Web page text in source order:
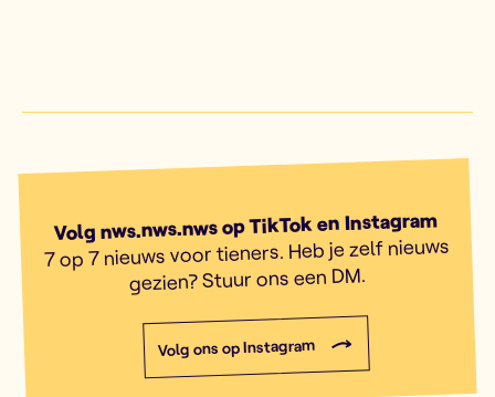
Volg nws.nws.nws op TikTok en Instagram
7 op 7 nieuws voor tieners. Heb je zelf nieuws
gezien? Stuur ons een DM.
Volg ons op Instagram